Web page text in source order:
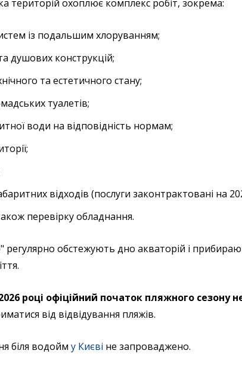
територій охоплює комплекс робіт, зокрема:
із подальшим хлоруванням;
душових конструкцій;
та естетичного стану;
туалетів;
води на відповідність нормам;
відходів (послуги законтрактовані на
перевірку обладнання.
обстежують дно акваторій і
році офіційний початок пляжного сезону
від відвідування пляжів.
біля водойму Києві не запроваджено.